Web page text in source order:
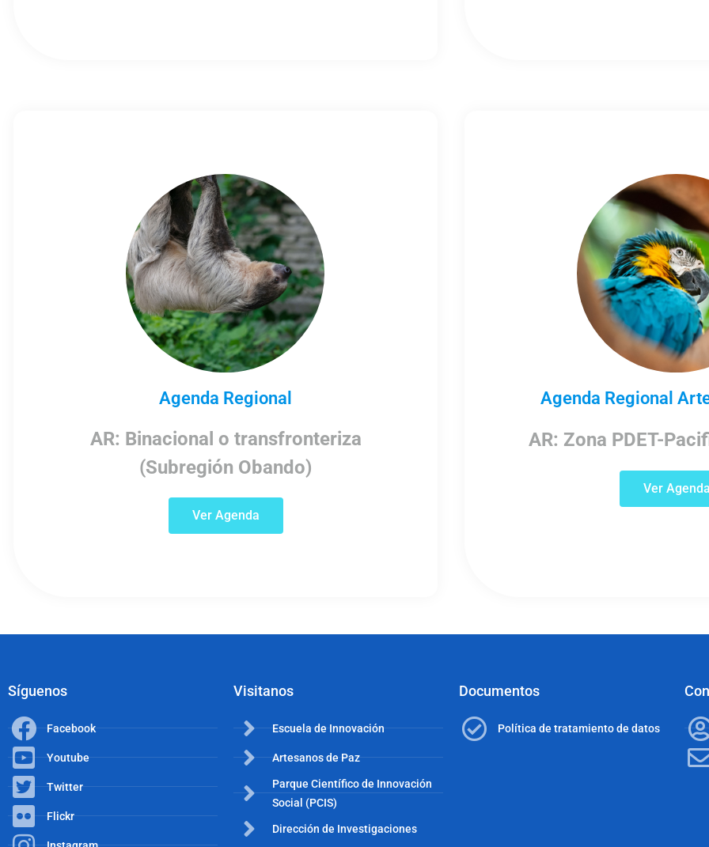
Agenda Regional
AR: Binacional o transfronteriza
(Subregión Obando)
Ver Agenda
Agenda Regional
AR: Zona PDET-
Ver
Síguenos
Facebook
Youtube
Twitter
Flickr
Visitanos
Escuela de Innovación
Artesanos de Paz
Parque Científico de Innovación
Social (PCIS)
Dirección de Investigaciones
Documentos
Política de tratamiento de datos